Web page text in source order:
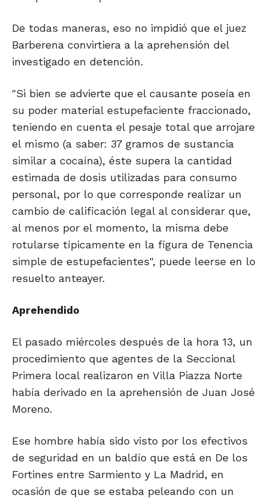
De todas maneras, eso no impidió que el juez
Barberena convirtiera a la aprehensión del
investigado en detención.
"Si bien se advierte que el causante poseía en
su poder material estupefaciente fraccionado,
teniendo en cuenta el pesaje total que arrojare
el mismo (a saber: 37 gramos de sustancia
similar a cocaína), éste supera la cantidad
estimada de dosis utilizadas para consumo
personal, por lo que corresponde realizar un
cambio de calificación legal al considerar que,
al menos por el momento, la misma debe
rotularse típicamente en la figura de Tenencia
simple de estupefacientes", puede leerse en lo
resuelto anteayer.
Aprehendido
El pasado miércoles después de la hora 13, un
procedimiento que agentes de la Seccional
Primera local realizaron en Villa Piazza Norte
había derivado en la aprehensión de Juan José
Moreno.
Ese hombre había sido visto por los efectivos
de seguridad en un baldío que está en De los
Fortines entre Sarmiento y La Madrid, en
ocasión de que se estaba peleando con un